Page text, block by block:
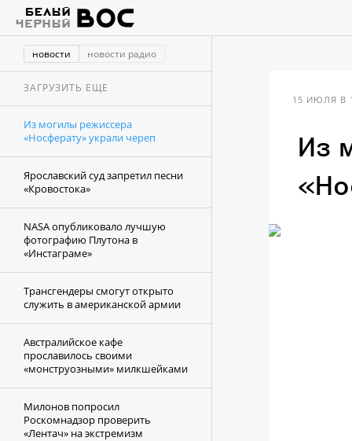
новости новости радио
ЗАГРУЗИТЬ ЕЩЕ
Из могилы режиссера
«Носферату» украли череп
Ярославский суд запретил песни
«Кровостока»
NASA опубликовало лучшую
фотографию Плутона в
«Инстаграме»
Трансгендеры смогут открыто
служить в американской армии
Австралийское кафе
прославилось своими
«монструозными» милкшейками
Милонов попросил
Роскомнадзор проверить
«Лентач» на экстремизм
15 ИЮЛЯ В
Из